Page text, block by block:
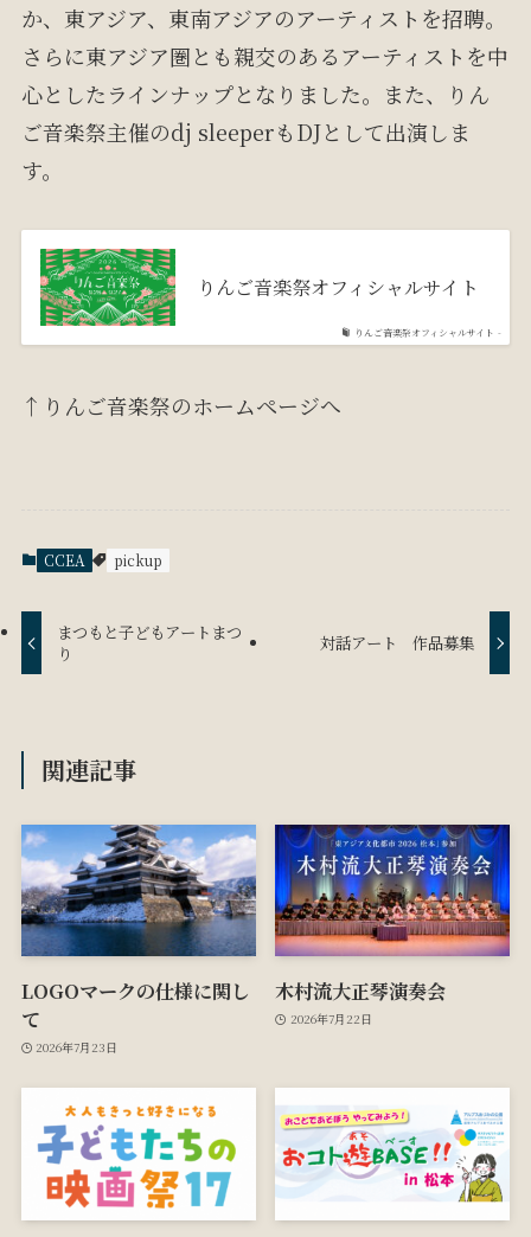
か、東アジア、東南アジアのアーティストを招聘。
さらに東アジア圏とも親交のあるアーティストを中
心としたラインナップとなりました。また、りん
ご音楽祭主催のdj sleeperもDJとして出演しま
す。
りんご音楽祭オフィシャルサイト -
りんご音楽祭オフィシャルサイト
↑りんご音楽祭のホームページへ
CCEA pickup
まつもと子どもアートまつ
り
対話アート 作品募集
関連記事
LOGOマークの仕様に関し
て
2026年7月23日
木村流大正琴演奏会
2026年7月22日